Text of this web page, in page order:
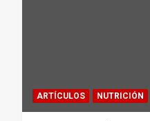
ARTÍCULOS NUTRICIÓN